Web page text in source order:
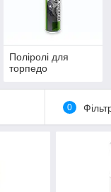
Поліролі для
торпедо
0